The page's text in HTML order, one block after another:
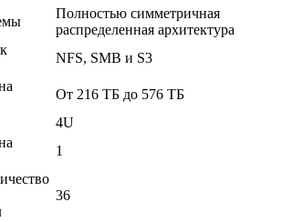
Полностью симметричная
распределенная архитектура
NFS, SMB и S3
От 216 ТБ до 576 ТБ
4U
1
36